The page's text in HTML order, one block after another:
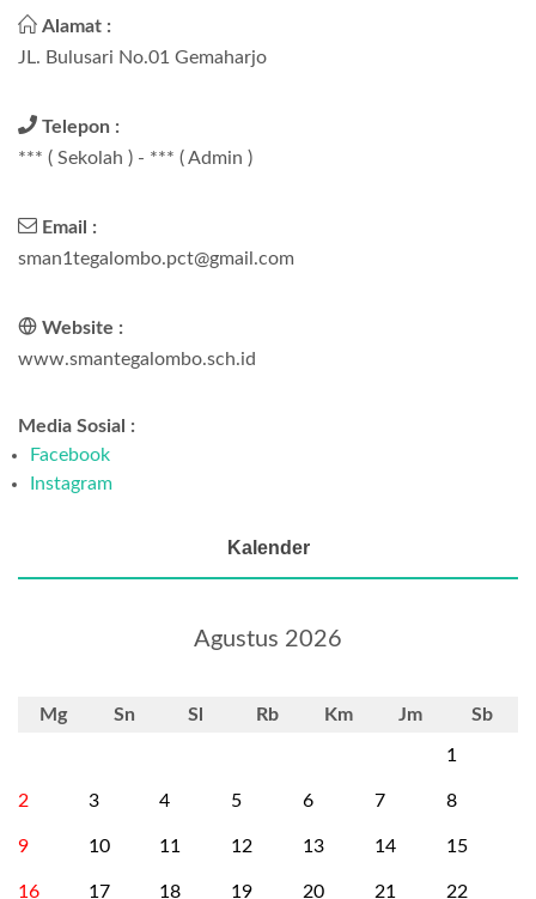
Alamat :
JL. Bulusari No.01 Gemaharjo
Telepon :
*** ( Sekolah ) - *** ( Admin )
Email :
sman1tegalombo.pct@gmail.com
Website :
www.smantegalombo.sch.id
Media Sosial :
Facebook
Instagram
Kalender
Agustus 2026
Mg Sn Sl Rb Km Jm Sb
1
2 3 4 5 6 7 8
9 10 11 12 13 14 15
16 17 18 19 20 21 22